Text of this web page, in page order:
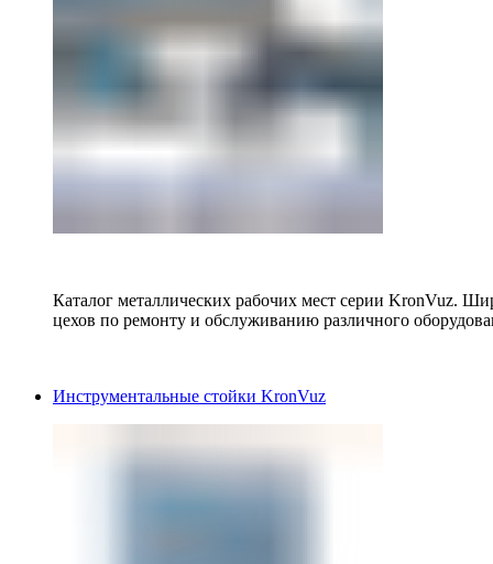
Каталог металлических рабочих мест серии KronVuz.
цехов по ремонту и обслуживанию различного
Инструментальные стойки KronVuz